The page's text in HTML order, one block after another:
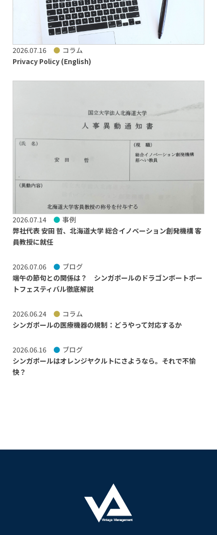
2026.07.16
コラム
Privacy Policy (English)
2026.07.14
事例
弊社代表 安田 哲、北海道大学 総合イノベーション創発機構 客
員教授に就任
2026.07.06
ブログ
端午の節句との関係は？ シンガポールのドラゴンボートボー
トフェスティバル徹底解説
2026.06.24
コラム
シンガポールの医療機器の規制：どうやって対応するか
2026.06.16
ブログ
シンガポールはオレンジヤクルトにさようなら。それで不愉
快？